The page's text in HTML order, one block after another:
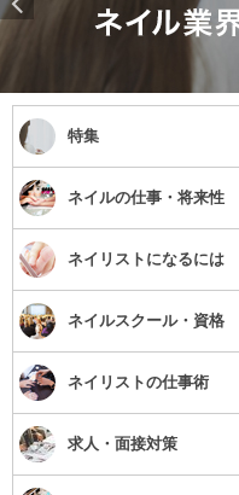
特集
ネイルの仕事・将来性
ネイリストになるには
ネイルスクール・資格
ネイリストの仕事術
求人・面接対策